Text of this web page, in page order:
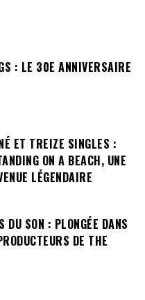
: LE 30E ANNIVERSAIRE
ET TREIZE SINGLES :
ON A BEACH, UNE
LÉGENDAIRE
DU SON : PLONGÉE DANS
DE THE